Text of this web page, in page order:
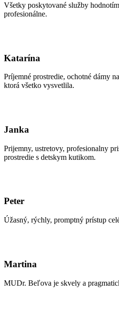
Všetky poskytované služby
profesionálne.
Katarína
Príjemné prostredie, ochotné dámy
ktorá všetko vysvetlila.
Janka
Prijemny, ustretovy, profesionalny
prostredie s detskym kutikom.
Peter
Úžasný, rýchly, promptný prístup
Martina
MUDr. Beľova je skvely a